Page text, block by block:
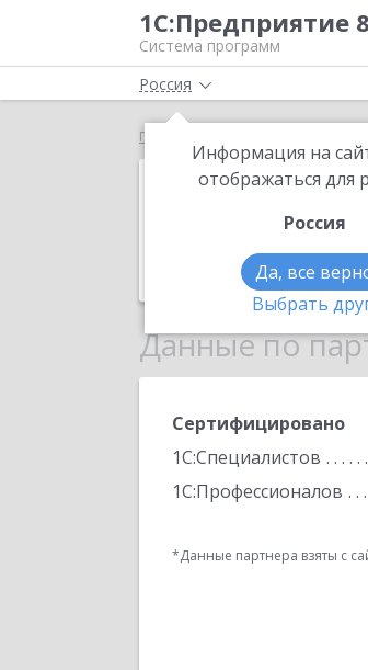
1С:Предприятие 8
Система программ
Россия
Информация на
отображаться для
Россия
Да, все
Выбрать
Главная
7000
109147,
Телефон: (495) 234-
Данные по
Сертифицировано
1С:Специалистов
1С:Профессионалов
*Данные партнера взяты с